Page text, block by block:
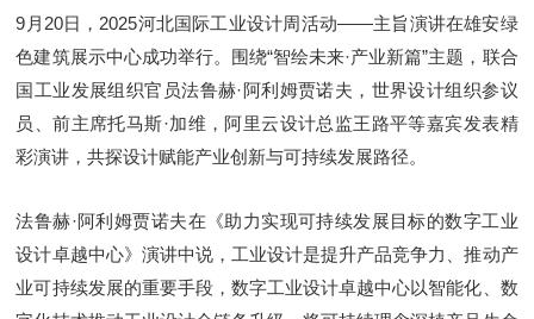
9月20日，2025河北国际工业设计周活动——主旨演讲在雄安绿
色建筑展示中心成功举行。围绕“智绘未来·产业新篇”主题，联合
国工业发展组织官员法鲁赫·阿利姆贾诺夫，世界设计组织参议
员、前主席托马斯·加维，阿里云设计总监王路平等嘉宾发表精
彩演讲，共探设计赋能产业创新与可持续发展路径。
法鲁赫·阿利姆贾诺夫在《助力实现可持续发展目标的数字工业
设计卓越中心》演讲中说，工业设计是提升产品竞争力、推动产
业可持续发展的重要手段，数字工业设计卓越中心以智能化、数